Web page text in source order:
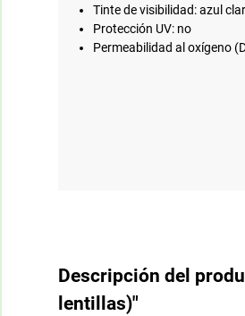
Tinte de visibilidad: azul
Protección UV: no
Permeabilidad al oxígeno
Descripción del
lentillas)"